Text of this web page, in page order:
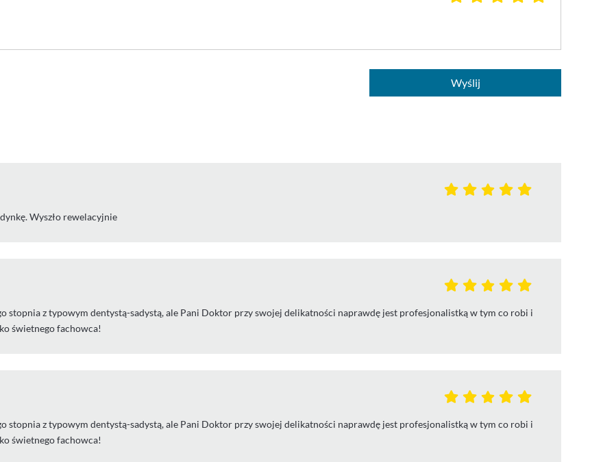
Wyślij
Wyszło rewelacyjnie
stopnia z typowym dentystą-sadystą, ale Pani Doktor przy swojej delikatności naprawdę jest profesjonalistką w tym co robi i
świetnego fachowca!
stopnia z typowym dentystą-sadystą, ale Pani Doktor przy swojej delikatności naprawdę jest profesjonalistką w tym co robi i
świetnego fachowca!